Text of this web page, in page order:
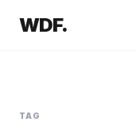
WDF.
TAG